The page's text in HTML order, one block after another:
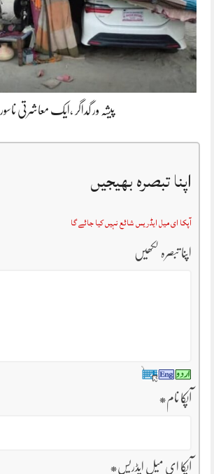
پیشہ ور گداگر ،ایک معاشرتی ناسور
اپنا تبصرہ بھیجیں
آپکا ای میل ایڈریس شائع نہیں کیا جائے گا
اپنا تبصرہ لکھیں
آپکا نام*
آپکا ای میل ایڈریس*